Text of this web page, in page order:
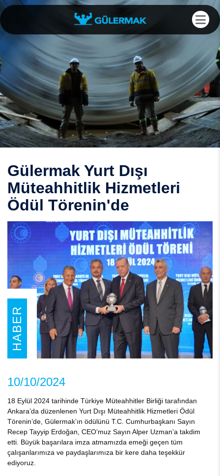
Gülermak Yurt Dışı
Müteahhitlik Hizmetleri
Ödül Törenin'de
HABER
10/10/2024
18 Eylül 2024 tarihinde Türkiye Müteahhitler Birliği tarafından
Ankara’da düzenlenen Yurt Dışı Müteahhitlik Hizmetleri Ödül
Törenin’de, Gülermak’ın ödülünü T.C. Cumhurbaşkanı Sayın
Recep Tayyip Erdoğan, CEO’muz Sayın Alper Uzman’a takdim
etti. Büyük başarılara imza atmamızda emeği geçen tüm
çalışanlarımıza ve paydaşlarımıza bir kere daha teşekkür
ediyoruz.